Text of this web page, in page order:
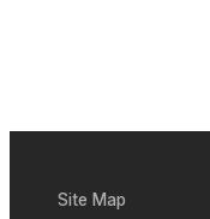
Site Map